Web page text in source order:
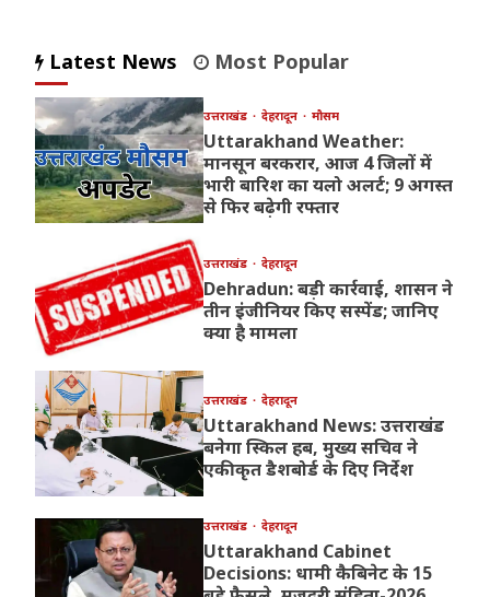
Latest News Most Popular
उत्तराखंड देहरादून मौसम
Uttarakhand Weather:
मानसून बरकरार, आज 4 जिलों में
भारी बारिश का यलो अलर्ट; 9 अगस्त
से फिर बढ़ेगी रफ्तार
उत्तराखंड देहरादून
Dehradun: बड़ी कार्रवाई, शासन ने
तीन इंजीनियर किए सस्पेंड; जानिए
क्या है मामला
उत्तराखंड देहरादून
Uttarakhand News: उत्तराखंड
बनेगा स्किल हब, मुख्य सचिव ने
एकीकृत डैशबोर्ड के दिए निर्देश
उत्तराखंड देहरादून
Uttarakhand Cabinet
Decisions: धामी कैबिनेट के 15